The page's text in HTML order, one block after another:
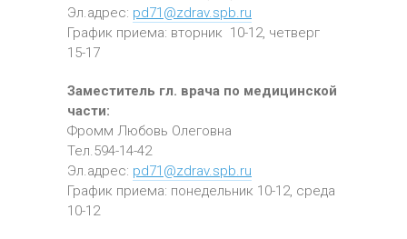
Эл.адрес: pd71@zdrav.spb.ru
График приема: вторник 10-12, четверг
15-17
Заместитель гл. врача по медицинской
части:
Фромм Любовь Олеговна
Тел.594-14-42
Эл.адрес: pd71@zdrav.spb.ru
График приема: понедельник 10-12, среда
10-12